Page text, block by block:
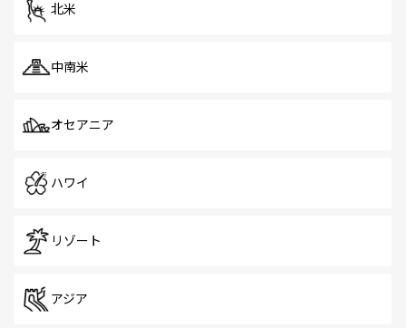
北米
中南米
オセアニア
ハワイ
リゾート
アジア